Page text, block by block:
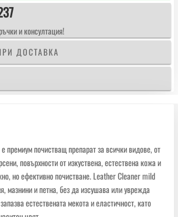
и консултация!
ДОСТАВКА
премиум почистващ препарат за всички видове, от
повърхности от изкуствена, естествена кожа и
но ефективно почистване. Leather Cleaner mild
мазнини и петна, без да изсушава или уврежда
естествената мекота и еластичност, като